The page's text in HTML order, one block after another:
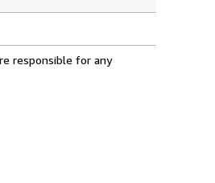
responsible for any